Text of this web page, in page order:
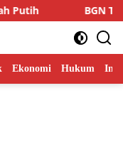
Putih BGN
Ekonomi Hukum